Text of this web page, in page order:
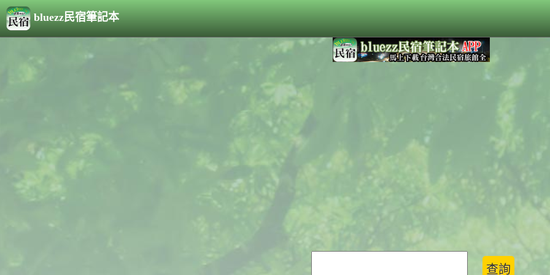
bluezz民宿筆記本